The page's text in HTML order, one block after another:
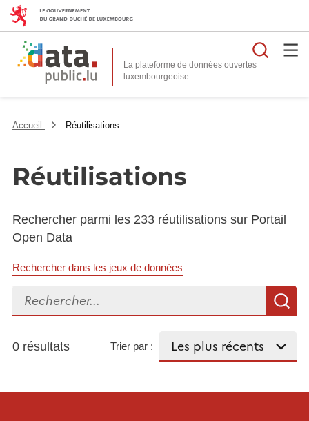
La plateforme de données ouvertes
Accueil Réutilisations
Réutilisations
Rechercher parmi les 233 réutilisations sur Portail
Open Data
Rechercher dans les jeux de données
Rechercher...
0 résultats Trier par :